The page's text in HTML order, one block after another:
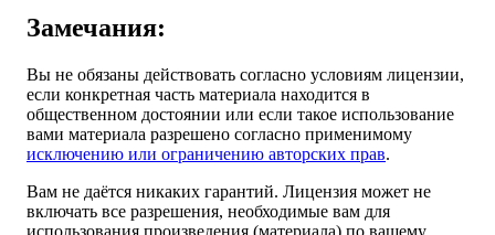
Замечания:
Вы не обязаны действовать согласно условиям лицензии,
если конкретная часть материала находится в
общественном достоянии или если такое использование
вами материала разрешено согласно применимому
исключению или ограничению авторских прав.
Вам не даётся никаких гарантий. Лицензия может не
включать все разрешения, необходимые вам для